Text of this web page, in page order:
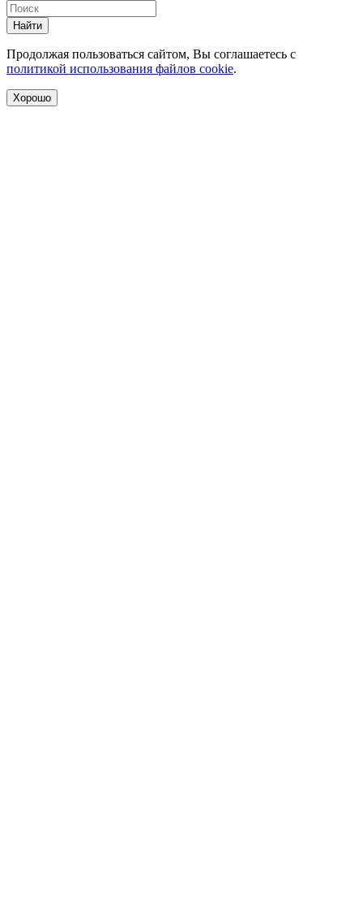
Найти
Продолжая пользоваться сайтом, Вы соглашаетесь с
политикой использования файлов cookie.
Хорошо